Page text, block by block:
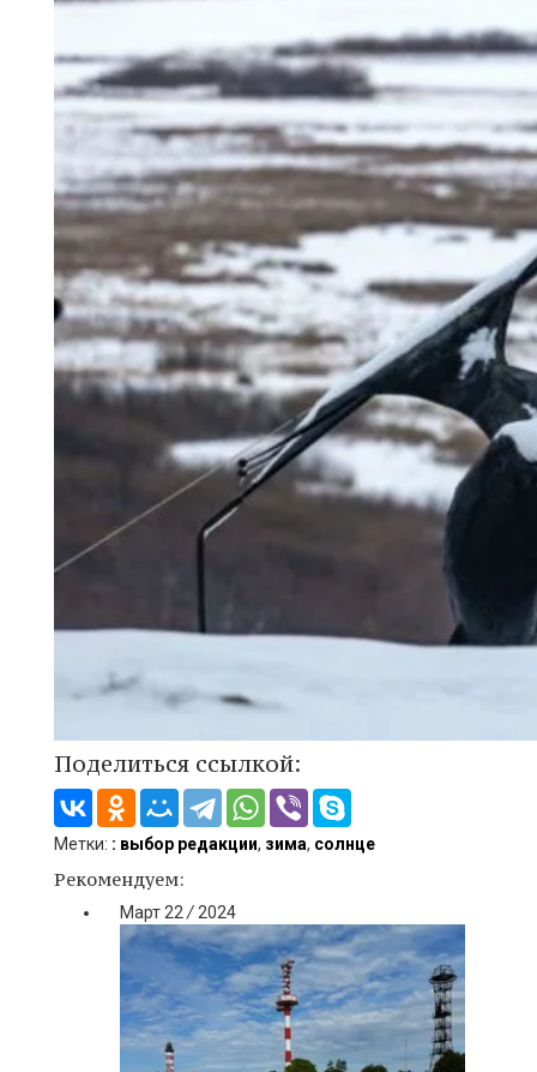
Поделиться ссылкой:
Метки: : выбор редакции, зима, солнце
Рекомендуем:
Март22/2024